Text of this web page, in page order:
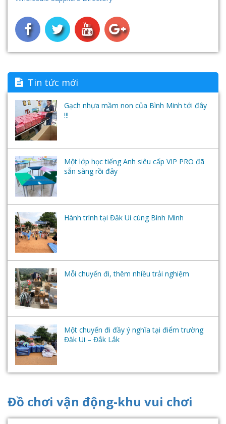
Đồ chơi vận động-khu vui chơi
Tai nghe
Tin tức mới
Gạch nhựa mầm non của Bình Minh tới đây
!!!
Một lớp học tiếng Anh siêu cấp VIP PRO đã
sẵn sàng rồi đây
Hành trình tại Đăk Ui cùng Bình Minh
Mỗi chuyến đi, thêm nhiều trải nghiệm
Một chuyến đi đầy ý nghĩa tại điểm trường
Đăk Ui – Đắk Lắk